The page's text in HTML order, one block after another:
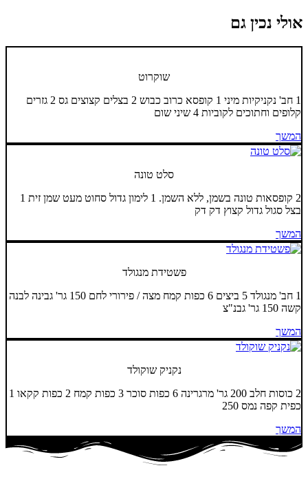
אולי נכין גם
שוקרוט
1 חב' נקניקיות מיני 1 קופסא כרוב כבוש 2 בצלים קצוצים גס 2 גזרים
קלופים וחתוכים לקוביות 4 שיני שום
המשך
סלט טונה
2 קופסאות טונה בשמן, ללא השמן. 1 לימון גדול סחוט מעט שמן זית 1
בצל סגול גדול קצוץ דק דק
המשך
פשטידת מנגולד
1 חב' מנגולד 5 ביצים 6 כפות קמח מצה / פירורי לחם 150 גר' גבינה לבנה
קשה 150 גר' גבנ"צ
המשך
נקניק שוקולד
2 כוסות חלב 200 גר' מרגרינה 6 כפות סוכר 3 כפות קמח 2 כפות קקאו 1
כפית קפה נמס 250
המשך